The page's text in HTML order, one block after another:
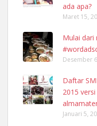
ada apa?
Maret 15,
Mulai dari
Desember
Daftar
2015
Januari 5,